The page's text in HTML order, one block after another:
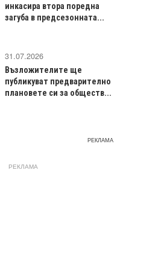
инкасира втора поредна
загуба в предсезонната...
31.07.2026
Възложителите ще
публикуват предварително
плановете си за обществ...
РЕКЛАМА
РЕКЛАМА